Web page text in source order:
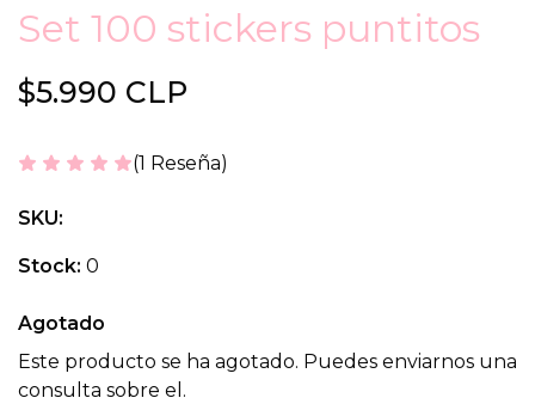
Set 100 stickers puntitos
$5.990 CLP
(1 Reseña)
SKU:
Stock: 0
Agotado
Este producto se ha agotado. Puedes enviarnos una
consulta sobre el.